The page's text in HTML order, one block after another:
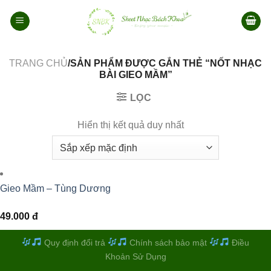
qua
TRANG CHỦ/SẢN PHẨM ĐƯỢC GẮN THẺ “NỐT NHẠC
BÀI GIEO MẦM”
LỌC
Hiển thị kết quả duy nhất
Gieo Mầm – Tùng Dương
49.000 đ
Quy định đổi trả Chính sách bảo mật
Điều
Khoản Sử Dụng